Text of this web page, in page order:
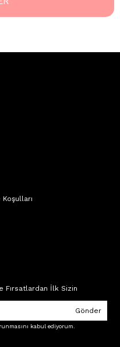
Fırsatlardan İlk Sizin
Gönder
kabul ediyorum.